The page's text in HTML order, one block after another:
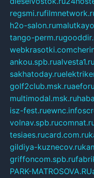
regsmi.ru
h2o-salon.ru
tango-perm.ru
webkrasotki.com
ankou.spb.rualvesta1.ru
sakhatoday.ru
golf2club.msk.ru
multimodal.msk.ru
isz-fest.ruewnc.info
volnav.spb.ru
tesiaes.rucard.com.ru
gildiya-kuznecov.ru
griffoncom.spb.ru
PARK-MATROSOVA.RU